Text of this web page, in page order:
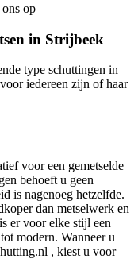
op
in Strijbeek
type schuttingen in
iedereen zijn of haar
voor een gemetselde
behoeft u geen
is nagenoeg hetzelfde.
dan metselwerk en
er voor elke stijl een
modern. Wanneer u
, kiest u voor